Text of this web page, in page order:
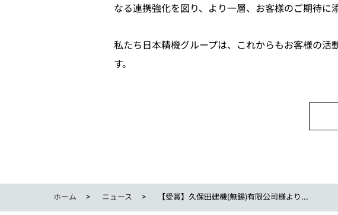
なる連携強化を図り、より一層、お客様のご期待に
私たち日本精機グループは、これからもお客様の
す。
ホーム ニュース 【受賞】久保田建機(無錫)有限公司様より...